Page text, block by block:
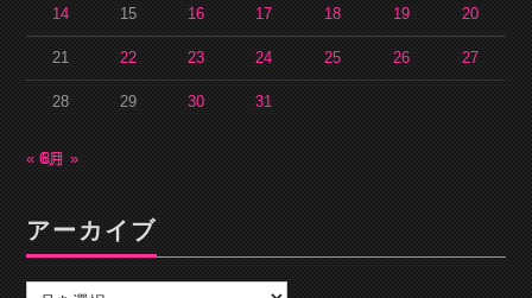
14 15 16 17 18 19 20
21 22 23 24 25 26 27
28 29 30 31
« 6月8月 »
アーカイブ